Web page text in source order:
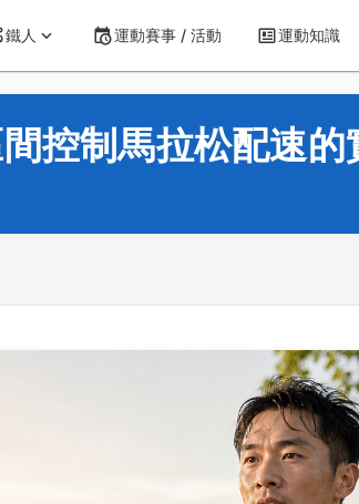
鐵人 運動賽事 / 活動 運動知識
控制馬拉松配速的